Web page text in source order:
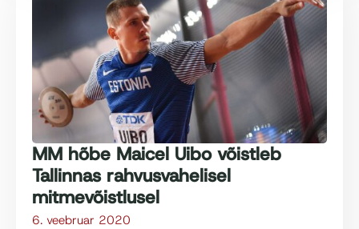
MM hõbe Maicel Uibo võistleb
Tallinnas rahvusvahelisel
mitmevõistlusel
6. veebruar 2020